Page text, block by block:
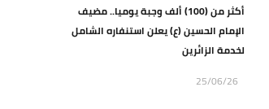
أكثر من (100) ألف وجبة يوميا.. مضيف
الإمام الحسين (ع) يعلن استنفاره الشامل
لخدمة الزائرين
25/06/26